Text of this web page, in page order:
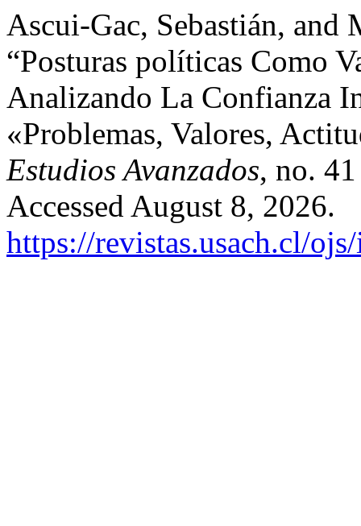
Ascui-Gac, Sebastián, and
“Posturas políticas Como
Analizando La Confianza
«Problemas, Valores,
Estudios Avanzados, no.
Accessed August 8, 2026.
https://revistas.usach.cl/